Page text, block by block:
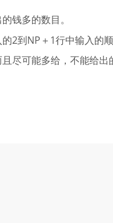
钱多的数目。
2到NP＋1行中输入的
尽可能多给，不能给出